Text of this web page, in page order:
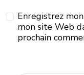
Enregistrez
mon site Web
prochain